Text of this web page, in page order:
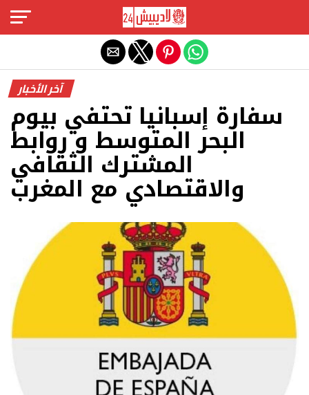
آخر الأخبار
سفارة إسبانيا تحتفي بيوم
البحر المتوسط و روابط
المشترك الثقافي
والاقتصادي مع المغرب
Exit mobile version